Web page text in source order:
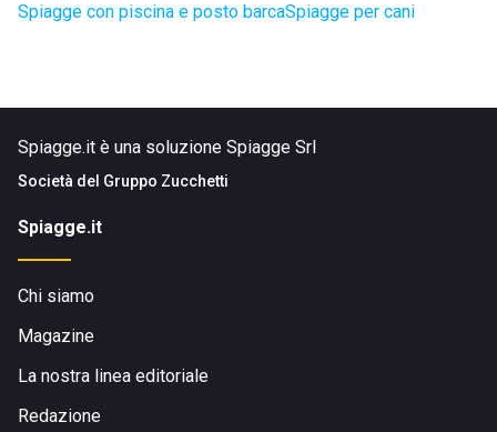
Spiagge con piscina e posto barcaSpiagge per cani
Spiagge.it è una soluzione Spiagge Srl
Società del Gruppo Zucchetti
Spiagge.it
Chi siamo
Magazine
La nostra linea editoriale
Redazione